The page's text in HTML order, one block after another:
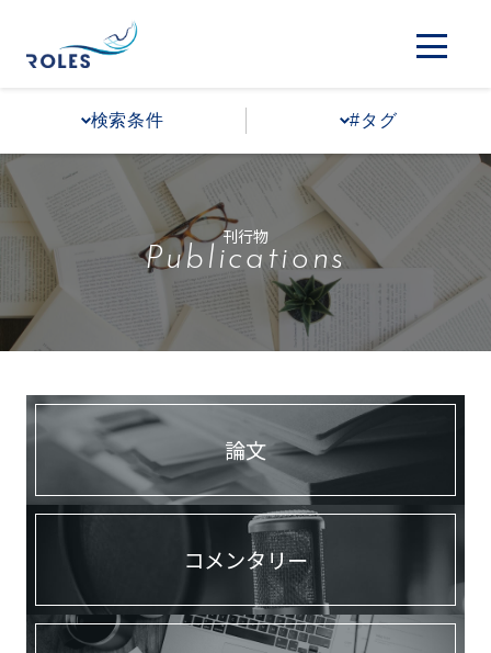
検索条件 #タグ
刊行物
Publications
論文
コメンタリー